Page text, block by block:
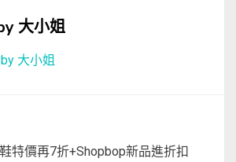
大小姐
大小姐
特價再7折+Shopbop新品進折扣